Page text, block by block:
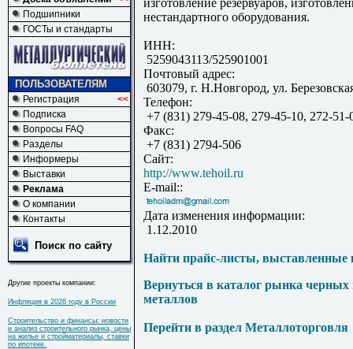
Подшипники
ГОСТы и стандарты
ПОЛЬЗОВАТЕЛЯМ
Регистрация
<<
Подписка
Вопросы FAQ
Разделы
Информеры
Выставки
Реклама
О компании
Контакты
Поиск по сайту
Другие проекты компании:
Инфляция в 2026 году в России
Строительство и финансы: новости
и анализ строительного рынка, цены
на жилье и стройматериалы, ставки
по ипотеке.
изготовление резервуаров,
нестандартного оборудования.
ИНН:
5259043113/525901001
Почтовый адрес:
603079, г. Н.Новгород, ул.
Телефон:
+7 (831) 279-45-08, 279-45-10, 272-51-
Факс:
+7 (831) 2794-506
Сайт:
http://www.tehoil.ru
E-mail::
Дата изменения информации:
1.12.2010
Найти прайс-листы, выставленные
Вернуться в каталог рынка
металлов
Перейти в раздел Металлоторговля